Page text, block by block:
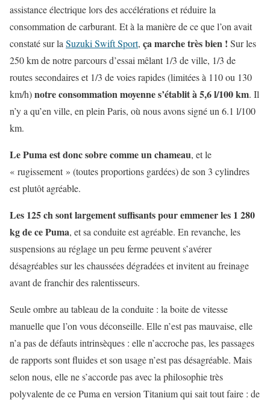
assistance électrique lors des accélérations et réduire la
consommation de carburant. Et à la manière de ce que l’on avait
constaté sur la Suzuki Swift Sport, ça marche très bien ! Sur les
250 km de notre parcours d’essai mêlant 1/3 de ville, 1/3 de
routes secondaires et 1/3 de voies rapides (limitées à 110 ou 130
km/h)notre consommation moyenne s’établit à 5,6 l/100 km. Il
n’y a qu’en ville, en plein Paris, où nous avons signé un 6.1 l/100
km.
Le Puma est donc sobre comme un chameau, et le
« rugissement » (toutes proportions gardées) de son 3 cylindres
est plutôt agréable.
Les 125 ch sont largement suffisants pour emmener les 1 280
kg de ce Puma, et sa conduite est agréable. En revanche, les
suspensions au réglage un peu ferme peuvent s’avérer
désagréables sur les chaussées dégradées et invitent au freinage
avant de franchir des ralentisseurs.
Seule ombre au tableau de la conduite : la boite de vitesse
manuelle que l’on vous déconseille. Elle n’est pas mauvaise, elle
n’a pas de défauts intrinsèques : elle n’accroche pas, les passages
de rapports sont fluides et son usage n’est pas désagréable. Mais
selon nous, elle ne s’accorde pas avec la philosophie très
polyvalente de ce Puma en version Titanium qui sait tout faire : de